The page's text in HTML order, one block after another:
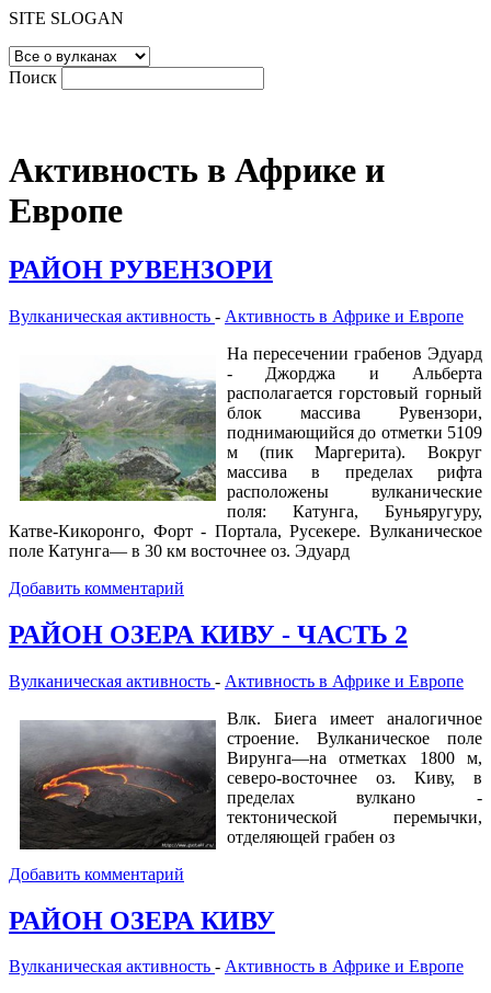
SITE SLOGAN
Поиск
Активность в Африке и
Европе
РАЙОН РУВЕНЗОРИ
Вулканическая активность - Активность в Африке и Европе
На пересечении грабенов Эдуард
- Джорджа и Альберта
располагается горстовый горный
блок массива Рувензори,
поднимающийся до отметки 5109
м (пик Маргерита). Вокруг
массива в пределах рифта
расположены вулканические
поля: Катунга, Буньяругуру,
Катве-Кикоронго, Форт - Портала, Русекере. Вулканическое
поле Катунга— в 30 км восточнее оз. Эдуард
Добавить комментарий
РАЙОН ОЗЕРА КИВУ - ЧАСТЬ 2
Вулканическая активность - Активность в Африке и Европе
Влк. Биега имеет аналогичное
строение. Вулканическое поле
Вирунга—на отметках 1800 м,
северо-восточнее оз. Киву, в
пределах вулкано -
тектонической перемычки,
отделяющей грабен оз
Добавить комментарий
РАЙОН ОЗЕРА КИВУ
Вулканическая активность - Активность в Африке и Европе